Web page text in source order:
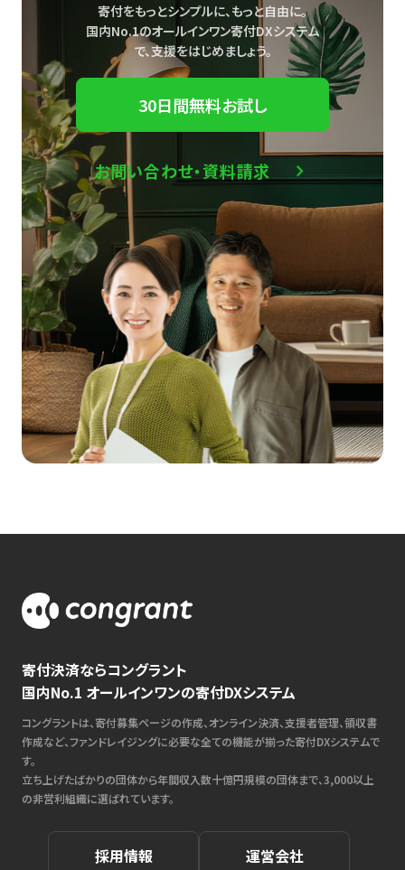
寄付をもっとシンプルに、もっと自由に。
国内No.1のオールインワン寄付DXシステム
で、支援をはじめましょう。
30日間無料お試し
お問い合わせ・資料請求
寄付決済ならコングラント
国内No.1 オールインワンの寄付DXシステム
コングラントは、寄付募集ページの作成、オンライン決済、支援者管理、領収書
作成など、ファンドレイジングに必要な全ての機能が揃った寄付DXシステムで
す。
立ち上げたばかりの団体から年間収入数十億円規模の団体まで、3,000以上
の非営利組織に選ばれています。
採用情報 運営会社